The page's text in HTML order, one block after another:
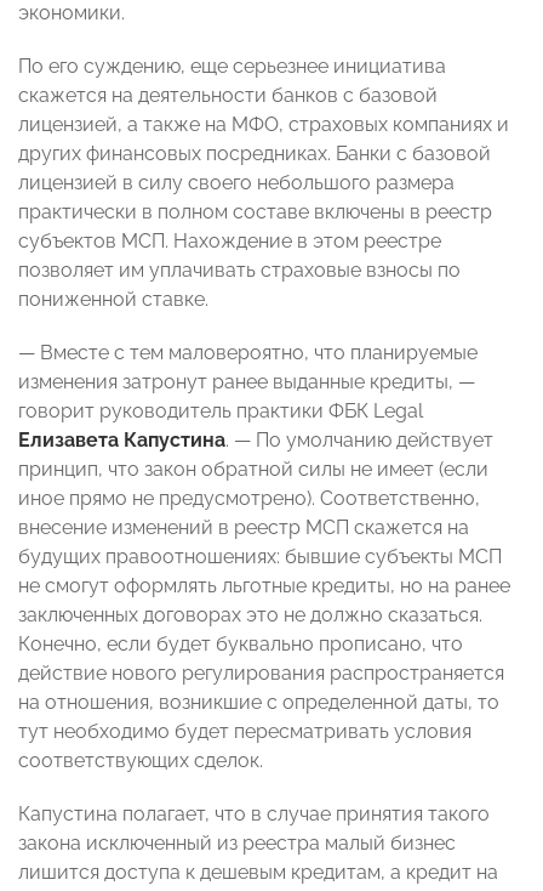
экономики.
По его суждению, еще серьезнее инициатива
скажется на деятельности банков с базовой
лицензией, а также на МФО, страховых компаниях и
других финансовых посредниках. Банки с базовой
лицензией в силу своего небольшого размера
практически в полном составе включены в реестр
субъектов МСП. Нахождение в этом реестре
позволяет им уплачивать страховые взносы по
пониженной ставке.
— Вместе с тем маловероятно, что планируемые
изменения затронут ранее выданные кредиты, —
говорит руководитель практики ФБК Legal
Елизавета Капустина. — По умолчанию действует
принцип, что закон обратной силы не имеет (если
иное прямо не предусмотрено). Соответственно,
внесение изменений в реестр МСП скажется на
будущих правоотношениях: бывшие субъекты МСП
не смогут оформлять льготные кредиты, но на ранее
заключенных договорах это не должно сказаться.
Конечно, если будет буквально прописано, что
действие нового регулирования распространяется
на отношения, возникшие с определенной даты, то
тут необходимо будет пересматривать условия
соответствующих сделок.
Капустина полагает, что в случае принятия такого
закона исключенный из реестра малый бизнес
лишится доступа к дешевым кредитам, а кредит на